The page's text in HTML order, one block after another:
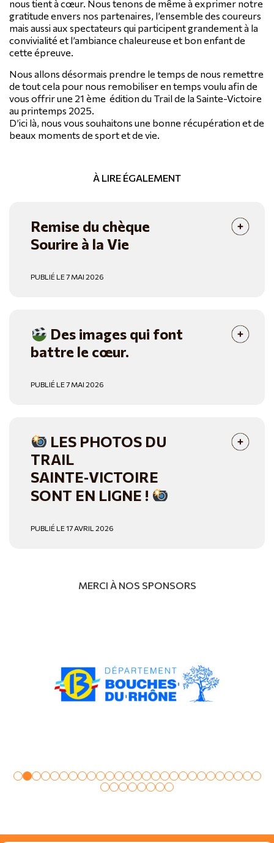
nous tient à cœur. Nous tenons de même à exprimer notre
gratitude envers nos partenaires, l’ensemble des coureurs
mais aussi aux spectateurs qui participent grandement à la
convivialité et l’ambiance chaleureuse et bon enfant de
cette épreuve.
Nous allons désormais prendre le temps de nous remettre
de tout cela pour nous remobiliser en temps voulu afin de
vous offrir une 21 ème édition du Trail de la Sainte-Victoire
au printemps 2025.
D’ici là, nous vous souhaitons une bonne récupération et de
beaux moments de sport et de vie.
À LIRE ÉGALEMENT
Remise du chèque
Sourire à la Vie
PUBLIÉ LE 7 MAI 2026
Des images qui font
battre le cœur.
PUBLIÉ LE 7 MAI 2026
LES PHOTOS DU
TRAIL
SAINTE‑VICTOIRE
SONT EN LIGNE !
PUBLIÉ LE 17 AVRIL 2026
MERCI À NOS SPONSORS